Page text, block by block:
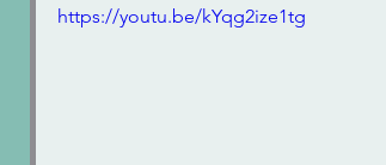
https://youtu.be/kYqg2ize1tg